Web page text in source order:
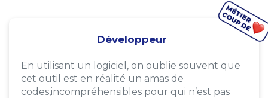
Développeur
En utilisant un logiciel, on oublie souvent que
cet outil est en réalité un amas de
codes,incompréhensibles pour qui n’est pas